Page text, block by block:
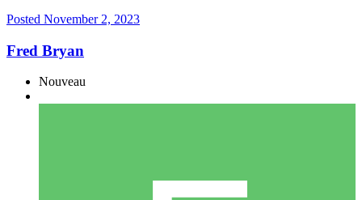
Posted November 2, 2023
Fred Bryan
Nouveau